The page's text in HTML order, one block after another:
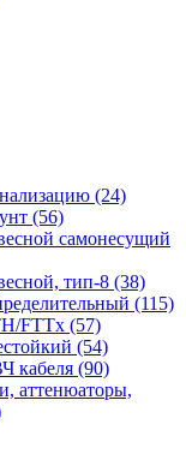
(24)
(56)
самонесущий
тип-8 (38)
(115)
FTTx (57)
(54)
кабеля (90)
аттенюаторы,